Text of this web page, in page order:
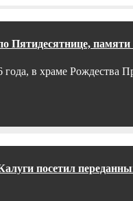
Пятидесятнице,
года, в храме
Калуги посетил